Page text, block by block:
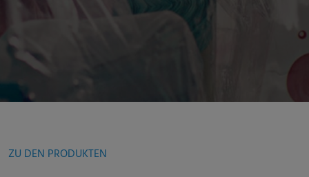
ZU DEN PRODUKTEN